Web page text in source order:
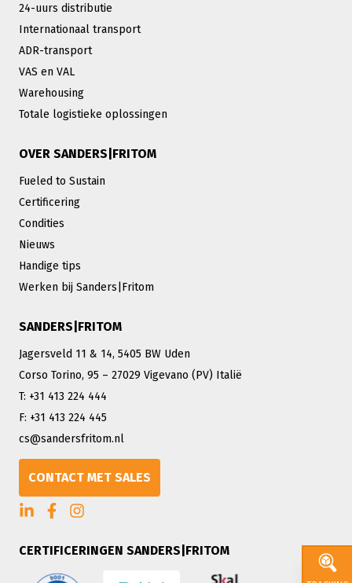
24-uurs distributie
Internationaal transport
ADR-transport
VAS en VAL
Warehousing
Totale logistieke oplossingen
OVER SANDERS|FRITOM
Fueled to Sustain
Certificering
Condities
Nieuws
Handige tips
Werken bij Sanders|Fritom
SANDERS|FRITOM
Jagersveld 11 & 14, 5405 BW Uden
Corso Torino, 95 – 27029 Vigevano (PV) Italië
T: +31 413 224 444
F: +31 413 224 445
cs@sandersfritom.nl
CONTACT MET SALES
CERTIFICERINGEN SANDERS|FRITOM